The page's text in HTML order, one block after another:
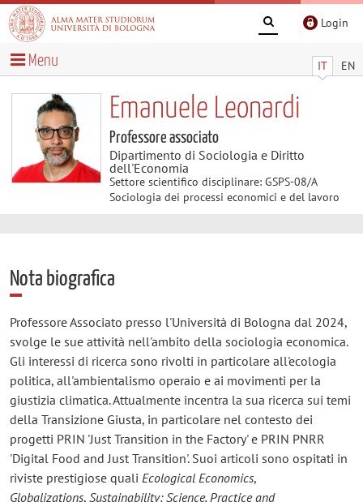
Login
IT EN
Menu
Emanuele Leonardi
Professore associato
Dipartimento di Sociologia e Diritto
dell'Economia
Settore scientifico disciplinare: GSPS-08/A
Sociologia dei processi economici e del lavoro
Nota biografica
Professore Associato presso l'Università di Bologna dal 2024,
svolge le sue attività nell'ambito della sociologia economica.
Gli interessi di ricerca sono rivolti in particolare all'ecologia
politica, all'ambientalismo operaio e ai movimenti per la
giustizia climatica. Attualmente incentra la sua ricerca sui temi
della Transizione Giusta, in particolare nel contesto dei
progetti PRIN 'Just Transition in the Factory' e PRIN PNRR
'Digital Food and Just Transition'. Suoi articoli sono ospitati in
riviste prestigiose quali Ecological Economics,
Globalizations, Sustainability: Science, Practice and